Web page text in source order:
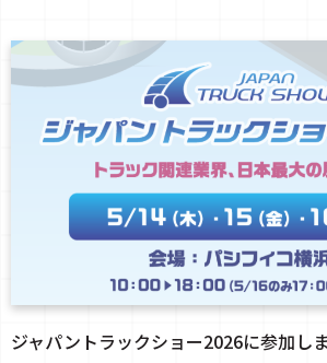
ジャパントラックショー2026に参加し